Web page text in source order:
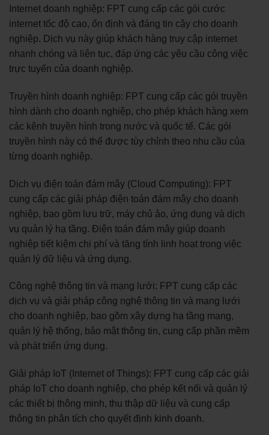
Internet doanh nghiệp: FPT cung cấp các gói cước
internet tốc độ cao, ổn định và đáng tin cậy cho doanh
nghiệp. Dịch vụ này giúp khách hàng truy cập internet
nhanh chóng và liên tục, đáp ứng các yêu cầu công việc
trực tuyến của doanh nghiệp.
Truyền hình doanh nghiệp: FPT cung cấp các gói truyền
hình dành cho doanh nghiệp, cho phép khách hàng xem
các kênh truyền hình trong nước và quốc tế. Các gói
truyền hình này có thể được tùy chỉnh theo nhu cầu của
từng doanh nghiệp.
Dịch vụ điện toán đám mây (Cloud Computing): FPT
cung cấp các giải pháp điện toán đám mây cho doanh
nghiệp, bao gồm lưu trữ, máy chủ ảo, ứng dụng và dịch
vụ quản lý hạ tầng. Điện toán đám mây giúp doanh
nghiệp tiết kiệm chi phí và tăng tính linh hoạt trong việc
quản lý dữ liệu và ứng dụng.
Công nghệ thông tin và mạng lưới: FPT cung cấp các
dịch vụ và giải pháp công nghệ thông tin và mạng lưới
cho doanh nghiệp, bao gồm xây dựng hạ tầng mạng,
quản lý hệ thống, bảo mật thông tin, cung cấp phần mềm
và phát triển ứng dụng.
Giải pháp IoT (Internet of Things): FPT cung cấp các giải
pháp IoT cho doanh nghiệp, cho phép kết nối và quản lý
các thiết bị thông minh, thu thập dữ liệu và cung cấp
thông tin phân tích cho quyết định kinh doanh.